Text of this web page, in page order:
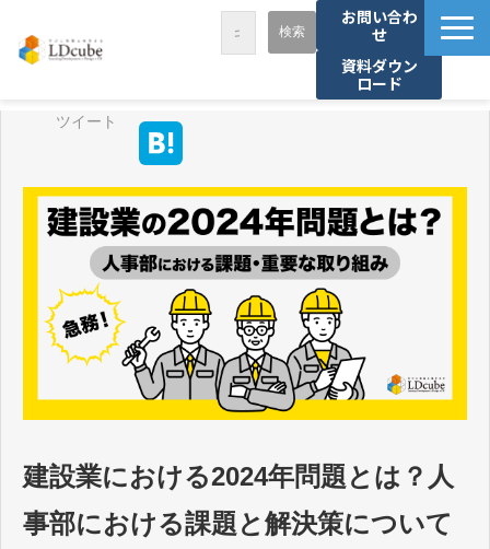
お問い合わ
せ
資料ダウン
ロード
LDcubeが選ばれる理由
課題から探す
事例紹介
セミナー・講座
お役立ち情報
資料ダウンロード
パートナー募集
ツイート
建設業における2024年問題とは？人
事部における課題と解決策について